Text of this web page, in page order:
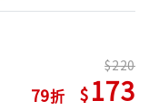
79
220
173